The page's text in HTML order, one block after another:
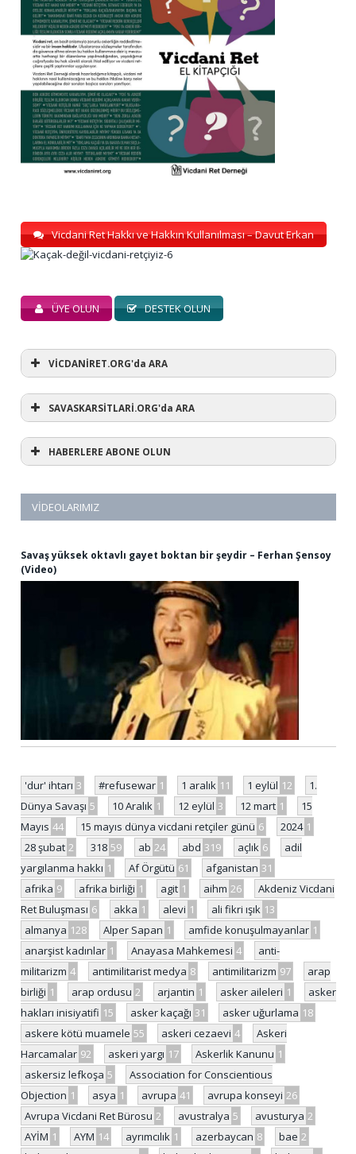
Vicdani Ret Hakkı ve Hakkın Kullanılması – Davut Erkan
ÜYE OLUN DESTEK OLUN
VİCDANİRET.ORG'da ARA
SAVASKARSİTLARİ.ORG'da ARA
HABERLERE ABONE OLUN
VIDEOLARIMIZ
Savaş yüksek oktavlı gayet boktan bir şeydir – Ferhan Şensoy
(Video)
'dur' ihtarı 3 #refusewar 1 1 aralık 11 1 eylül 12
1.
Dünya Savaşı 5 10 Aralık 1 12 eylül 3 12 mart 1
15
Mayıs 44 15 mayıs dünya vicdani retçiler günü 6 2024 1
28 şubat 2 318 59 ab 24 abd 319 açlık 6
adil
yargılanma hakkı 1 Af Örgütü 61 afganistan 31
afrika 9 afrika birliği 1 agit 1 aihm 26
Akdeniz Vicdani
Ret Buluşması 6 akka 1 alevi 1 ali fikri ışık 13
almanya 128 Alper Sapan 1 amfide konuşulmayanlar 1
anarşist kadınlar 1 Anayasa Mahkemesi 4
anti-
militarizm 4 antimilitarist medya 8 antimilitarizm 97
arap
birliği 1 arap ordusu 2 arjantin 1 asker aileleri 1
asker
hakları inisiyatifi 15 asker kaçağı 31 asker uğurlama 18
askere kötü muamele 55 askeri cezaevi 4
Askeri
Harcamalar 92 askeri yargı 17 Askerlik Kanunu 1
askersiz lefkoşa 5
Association for Conscientious
Objection 1 asya 1 avrupa 41 avrupa konseyi 26
Avrupa Vicdani Ret Bürosu 2 avustralya 5 avusturya 2
AYİM 1 AYM 14 ayrımcılık 1 azerbaycan 8 bae 2